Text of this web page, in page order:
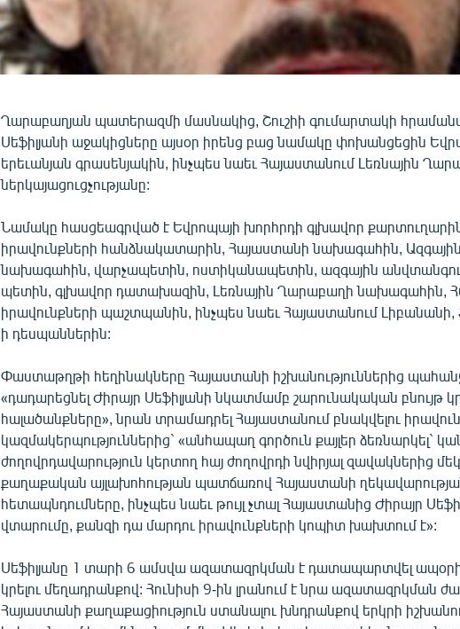
Ղարաբաղյան պատերազմի մասնակից, Շուշիի գումարտակի
Սեֆիլյանի աջակիցները այսօր իրենց բաց նամակը փոխանցեցին
երեւանյան գրասենյակին, ինչպես նաեւ Հայաստանում Լեռնային
ներկայացուցչությանը:
Նամակը հասցեագրված է Եվրոպայի խորհրդի գլխավոր քարտուղարին
իրավունքների հանձնակատարին, Հայաստանի նախագահին,
նախագահին, վարչապետին, ոստիկանապետին, ազգային
պետին, գլխավոր դատախազին, Լեռնային Ղարաբաղի նախագահին,
իրավունքների պաշտպանին, ինչպես նաեւ Հայաստանում
ի դեսպաններին:
Փաստաթղթի հեղինակները Հայաստանի իշխանություններից
«դադարեցնել Ժիրայր Սեֆիլյանի նկատմամբ շարունակական բնույթ
հալածանքները», նրան տրամադրել Հայաստանում բնակվելու
կազմակերպություններից` «անհապաղ գործուն քայլեր ձեռնարկել`
ժողովրդավարություն կերտող հայ ժողովրդի նվիրյալ զավակներից
քաղաքական այլախոհության պատճառով Հայաստանի
հետապնդումները, ինչպես նաեւ թույլ չտալ Հայաստանից Ժիրայր
վտարումը, քանզի դա մարդու իրավունքների կոպիտ խախտում է»:
Սեֆիլյանը 1 տարի 6 ամսվա ազատազրկման է դատապարտվել
կրելու մեղադրանքով: Հունիսի 9-ին լրանում է նրա ազատազրկման
Հայաստանի քաղաքացիություն ստանալու խնդրանքով երկրի